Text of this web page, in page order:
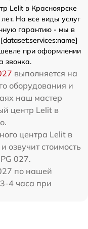
Lelit в Красноярске
На все виды услуг
гарантию - мы в
при оформлении
звонка.
выполняется на
оборудования и
наш мастер
центр Lelit в
центра Lelit в
озвучит стоимость
027.
по нашей
4 часа при